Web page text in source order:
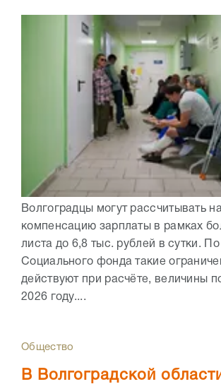
Волгоградцы могут рассчитывать
компенсацию зарплаты в рамках
листа до 6,8 тыс. рублей в сутки.
Социального фонда такие
действуют при расчёте, величины
2026 году....
Общество
В Волгоградской